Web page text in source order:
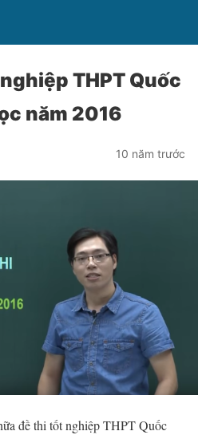
THPT Quốc
năm 2016
10 năm trước
đề thi tốt nghiệp THPT Quốc